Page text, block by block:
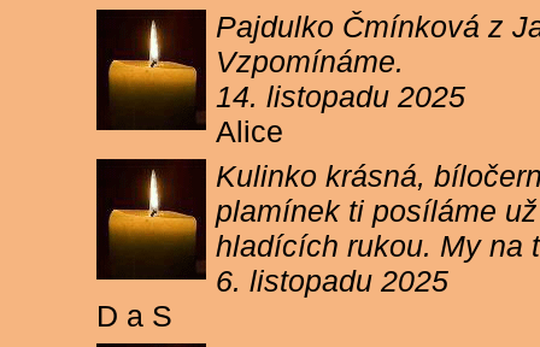
Pajdulko Čmínková z
Vzpomínáme.
14. listopadu 2025
Alice
Kulinko krásná,
plamínek ti posíláme
hladících rukou. My na
6. listopadu 2025
D a S